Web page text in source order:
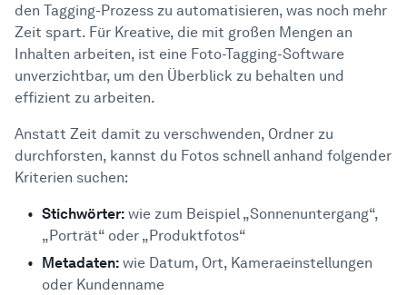
den Tagging-Prozess zu automatisieren, was noch mehr
Zeit spart. Für Kreative, die mit großen Mengen an
Inhalten arbeiten, ist eine Foto-Tagging-Software
unverzichtbar, um den Überblick zu behalten und
effizient zu arbeiten.
Anstatt Zeit damit zu verschwenden, Ordner zu
durchforsten, kannst du Fotos schnell anhand folgender
Kriterien suchen:
Stichwörter: wie zum Beispiel „Sonnenuntergang“,
„Porträt“ oder „Produktfotos“
Metadaten: wie Datum, Ort, Kameraeinstellungen
oder Kundenname